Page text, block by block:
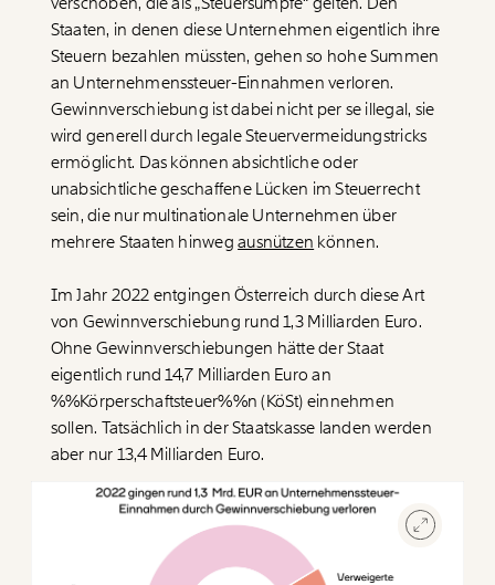
Staaten, in denen diese Unternehmen eigentlich ihre
Steuern bezahlen müssten, gehen so hohe Summen
an Unternehmenssteuer-Einnahmen verloren.
Gewinnverschiebung ist dabei nicht per se illegal, sie
wird generell durch legale Steuervermeidungstricks
ermöglicht. Das können absichtliche oder
unabsichtliche geschaffene Lücken im Steuerrecht
sein, die nur multinationale Unternehmen über
mehrere Staaten hinwegausnützen können.
Im Jahr 2022 entgingen Österreich durch diese Art
von Gewinnverschiebung rund 1,3 Milliarden Euro.
Ohne Gewinnverschiebungen hätte der Staat
eigentlich rund 14,7 Milliarden Euro an
%%Körperschaftsteuer%%n (KöSt) einnehmen
sollen. Tatsächlich in der Staatskasse landen werden
aber nur 13,4 Milliarden Euro.